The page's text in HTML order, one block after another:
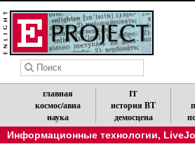
Обратите внимание, что новости можно
главная
космос/авиа
наука
IT
история ВТ
демосцена